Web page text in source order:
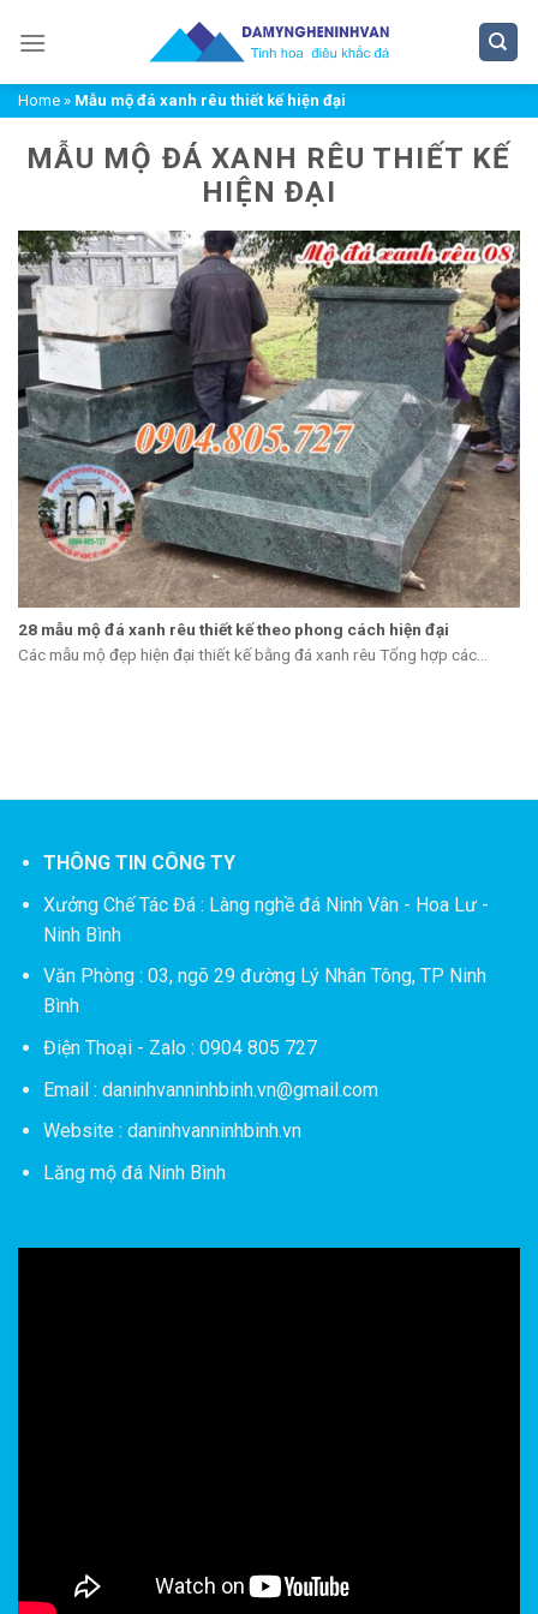
đến
dungHome » Mẫu mộ đá xanh rêu thiết kế hiện đại
MẪU MỘ ĐÁ XANH RÊU THIẾT KẾ
HIỆN ĐẠI
28 mẫu mộ đá xanh rêu thiết kế theo phong cách hiện đại
Các mẫu mộ đẹp hiện đại thiết kế bằng đá xanh rêu Tổng hợp các...
THÔNG TIN CÔNG TY
Xưởng Chế Tác Đá : Làng nghề đá Ninh Vân - Hoa Lư -
Ninh Bình
Văn Phòng : 03, ngõ 29 đường Lý Nhân Tông, TP Ninh
Bình
Điện Thoại - Zalo : 0904 805 727
Email : daninhvanninhbinh.vn@gmail.com
Website : daninhvanninhbinh.vn
Lăng mộ đá Ninh Bình